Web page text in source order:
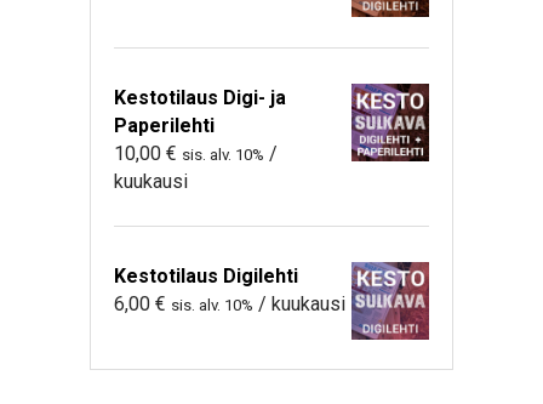
Kestotilaus Digi- ja
Paperilehti
10,00 € sis. alv. 10% /
kuukausi
Kestotilaus Digilehti
6,00 € sis. alv. 10% / kuukausi